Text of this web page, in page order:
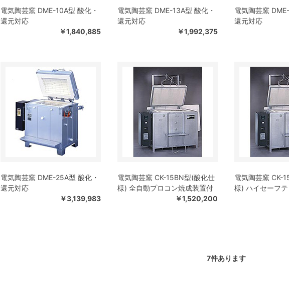
電気陶芸窯 DME-10A型 酸化・
還元対応
￥1,840,885
電気陶芸窯 DME-13A型 酸化・
還元対応
￥1,992,375
電気陶芸窯
還元対応
電気陶芸窯 DME-25A型 酸化・
還元対応
￥3,139,983
電気陶芸窯 CK-15BN型(酸化仕
様) 全自動プロコン焼成装置付
￥1,520,200
電気陶芸窯 CK-
様) ハイセーフテ
7件あります